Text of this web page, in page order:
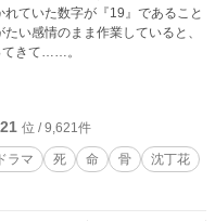
ていた数字が『19』であること
い感情のまま作業していると、
てきて……。
位 / 9,621件
ラマ 死 命 骨
沈丁花